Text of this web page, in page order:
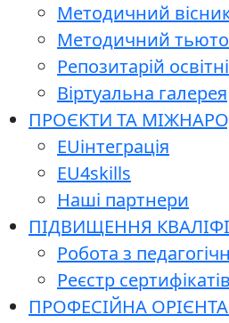
Методичний
Методичний
Репозитарій
Віртуальна галерея
ПРОЄКТИ ТА
EUінтеграція
EU4skills
Наші партнери
ПІДВИЩЕННЯ
Робота з
Реєстр сертифікатів
ПРОФЕСІЙНА